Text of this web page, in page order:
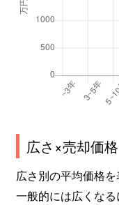
広さ×売却価格
広さ別の平均価格を
一般的には広くな